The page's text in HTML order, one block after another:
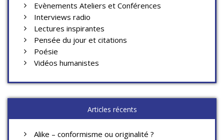
Evènements Ateliers et Conférences
Interviews radio
Lectures inspirantes
Pensée du jour et citations
Poésie
Vidéos humanistes
Articles récents
Alike – conformisme ou originalité ?